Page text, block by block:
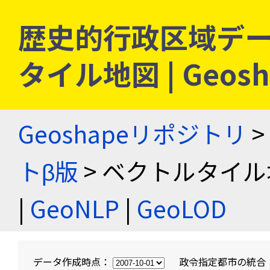
歴史的行政区域デ
タイル地図 |
Geoshapeリポジトリ >
トβ版 > ベクトルタイ
| GeoNLP | GeoLOD
データ作成時点： 政令指定都市の統